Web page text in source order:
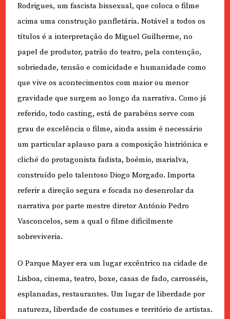
Rodrigues, um fascista bissexual, que coloca o filme
acima uma construção panfletária. Notável a todos os
títulos é a interpretação do Miguel Guilherme, no
papel de produtor, patrão do teatro, pela contenção,
sobriedade, tensão e comicidade e humanidade como
que vive os acontecimentos com maior ou menor
gravidade que surgem ao longo da narrativa. Como já
referido, todo casting, está de parabéns serve com
grau de excelência o filme, ainda assim é necessário
um particular aplauso para a composição histriónica e
cliché do protagonista fadista, boémio, marialva,
construído pelo talentoso Diogo Morgado. Importa
referir a direção segura e focada no desenrolar da
narrativa por parte mestre diretor António Pedro
Vasconcelos, sem a qual o filme dificilmente
sobreviveria.
O Parque Mayer era um lugar excêntrico na cidade de
Lisboa, cinema, teatro, boxe, casas de fado, carrosséis,
esplanadas, restaurantes. Um lugar de liberdade por
natureza, liberdade de costumes e território de artistas.